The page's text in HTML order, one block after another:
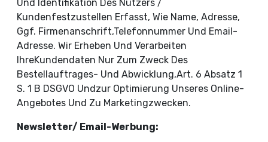
Und Identifikation Des Nutzers /
Kundenfestzustellen Erfasst, Wie Name, Adresse,
Ggf. Firmenanschrift,Telefonnummer Und Email-
Adresse. Wir Erheben Und Verarbeiten
IhreKundendaten Nur Zum Zweck Des
Bestellauftrages- Und Abwicklung,Art. 6 Absatz 1
S. 1 B DSGVO Undzur Optimierung Unseres Online-
Angebotes Und Zu Marketingzwecken.
Newsletter/ Email-Werbung: